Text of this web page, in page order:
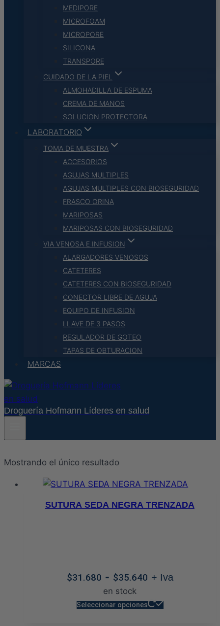
MEDIPORE
MICROFOAM
MICROPORE
SILICONA
TRANSPORE
CUIDADO DE LA PIEL
ALMOHADILLA DE ESPUMA
CREMA DE MANOS
SOLUCION PROTECTORA
LABORATORIO
TOMA DE MUESTRA
ACCESORIOS
AGUJAS MULTIPLES
AGUJAS MULTIPLES CON BIOSEGURIDAD
FRASCO ORINA
MARIPOSAS
MARIPOSAS CON BIOSEGURIDAD
VIA VENOSA E INFUSION
ALARGADORES VENOSOS
CATETERES
CATETERES CON BIOSEGURIDAD
CONECTOR LIBRE DE AGUJA
EQUIPO DE INFUSION
LLAVE DE 3 PASOS
REGULADOR DE GOTEO
TAPAS DE OBTURACION
MARCAS
Droguería Hofmann Líderes en salud
Mostrando el único resultado
SUTURA SEDA NEGRA TRENZADA
$31.680 - $35.640Rango
precios:
+ Iva
en stock
Seleccionar opciones
Este